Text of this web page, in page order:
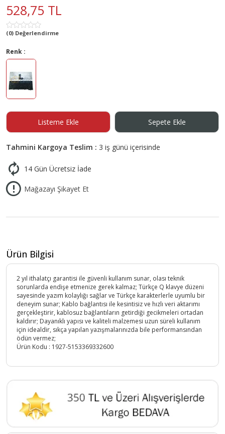
528,75 TL
(0) Değerlendirme
Renk :
Listeme Ekle Sepete Ekle
Tahmini Kargoya Teslim : 3 iş günü içerisinde
14 Gün Ücretsiz İade
Mağazayı Şikayet Et
Ürün Bilgisi
2 yıl ithalatçı garantisi ile güvenli kullanım sunar, olası teknik
sorunlarda endişe etmenize gerek kalmaz; Türkçe Q klavye düzeni
sayesinde yazım kolaylığı sağlar ve Türkçe karakterlerle uyumlu bir
deneyim sunar; Kablo bağlantısı ile kesintisiz ve hızlı veri aktarımı
gerçekleştirir, kablosuz bağlantıların getirdiği gecikmeleri ortadan
kaldırır; Dayanıklı yapısı ve kaliteli malzemesi uzun süreli kullanım
için idealdir, sıkça yapılan yazışmalarınızda bile performansından
ödün vermez;
Ürün Kodu : 1927-5153369332600